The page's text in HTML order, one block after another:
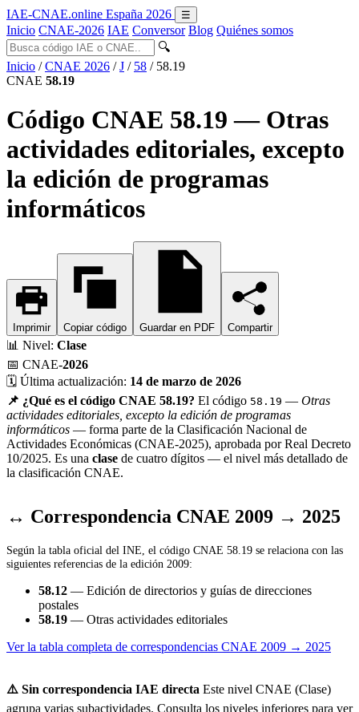
IAE-CNAE.online España 2026 ☰
Inicio CNAE-2026 IAE Conversor Blog Quiénes somos
🔍
Inicio / CNAE 2026 / J / 58 / 58.19
CNAE 58.19
Código CNAE 58.19 — Otras
actividades editoriales, excepto
la edición de programas
informáticos
Imprimir Copiar código Guardar en PDF Compartir
📊 Nivel: Clase
📅 CNAE-2026
🗓️ Última actualización: 14 de marzo de 2026
📌 ¿Qué es el código CNAE 58.19? El código 58.19 — Otras
actividades editoriales, excepto la edición de programas
informáticos — forma parte de la Clasificación Nacional de
Actividades Económicas (CNAE-2025), aprobada por Real Decreto
10/2025. Es una clase de cuatro dígitos — el nivel más detallado de
la clasificación CNAE.
↔ Correspondencia CNAE 2009 → 2025
Según la tabla oficial del INE, el código CNAE 58.19 se relaciona con las
siguientes referencias de la edición 2009:
58.12 — Edición de directorios y guías de direcciones
postales
58.19 — Otras actividades editoriales
Ver la tabla completa de correspondencias CNAE 2009 → 2025
⚠️ Sin correspondencia IAE directa Este nivel CNAE (Clase)
agrupa varias subactividades. Consulta los niveles inferiores para ver